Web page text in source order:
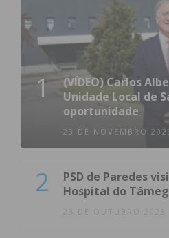
1
(VÍDEO) Carlos
Unidade Local de
oportunidade
23 DE NOVEMBRO
2
PSD de Paredes
Hospital do
23 DE OUTUBRO 2023